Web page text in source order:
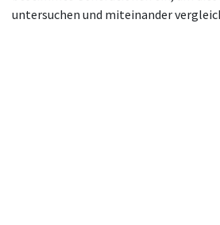
untersuchen und miteinander